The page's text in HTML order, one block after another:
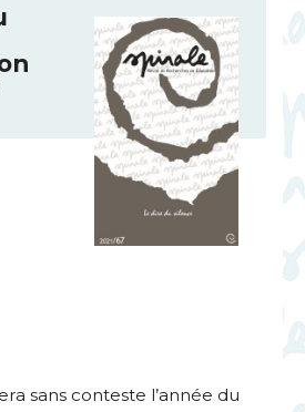
sans conteste l’année du